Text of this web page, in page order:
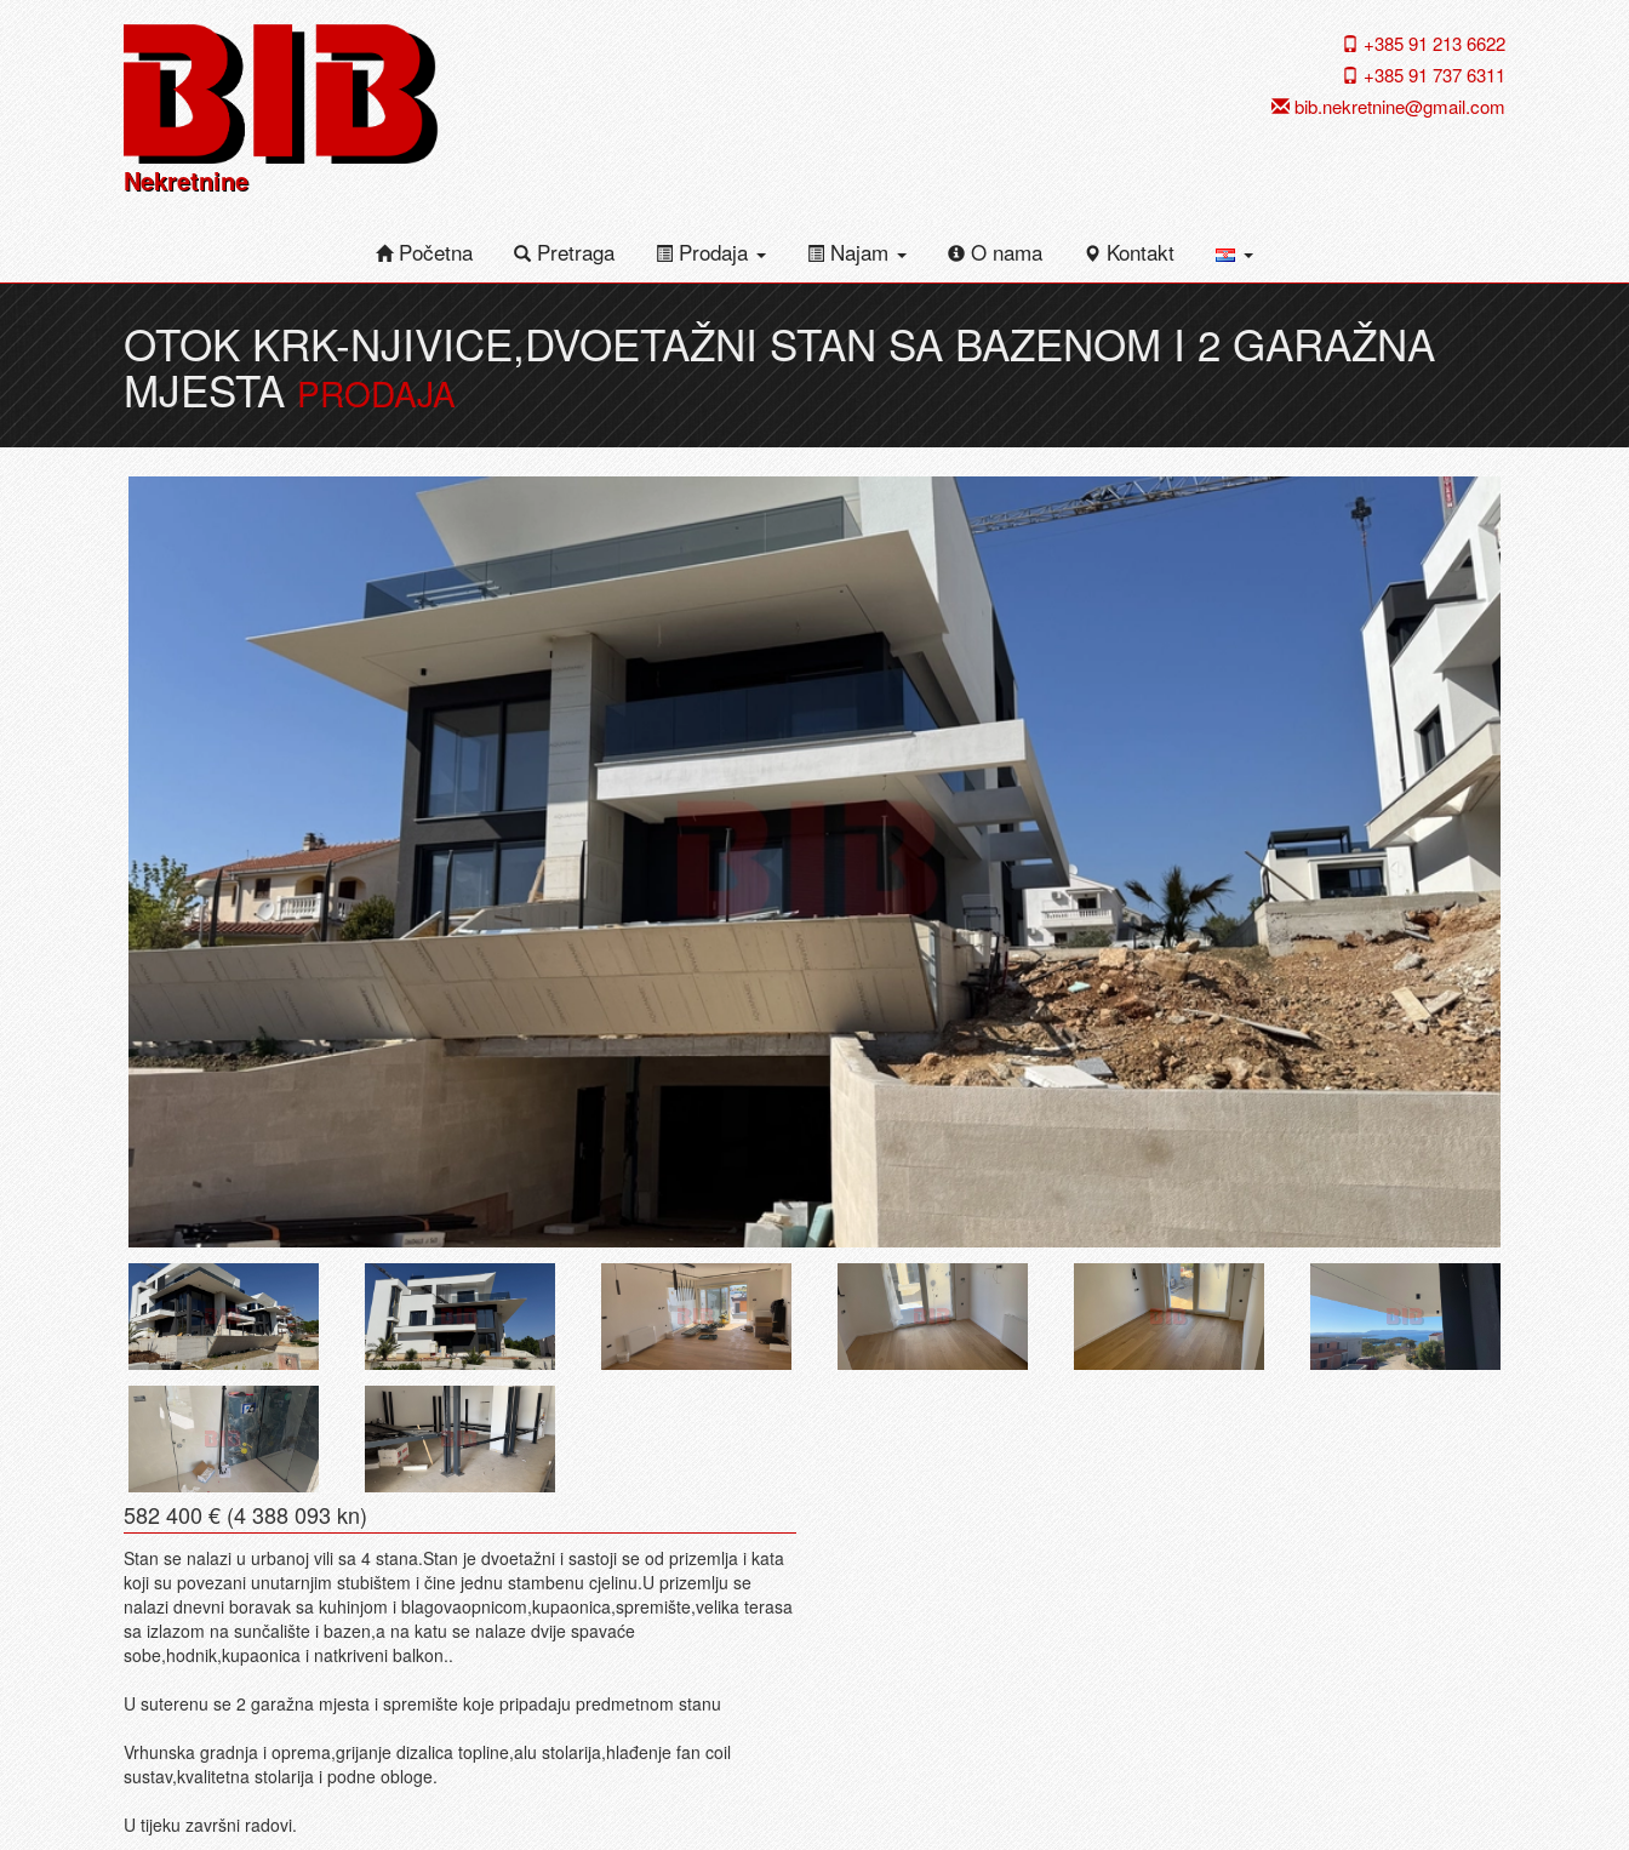
Nekretnine
+385 91 213 6622
+385 91 737 6311
bib.nekretnine@gmail.com
Početna Pretraga Prodaja Najam O nama Kontakt
OTOK KRK-NJIVICE,DVOETAŽNI STAN SA BAZENOM I 2 GARAŽNA
MJESTAPRODAJA
582 400 € (4 388 093 kn)
Stan se nalazi u urbanoj vili sa 4 stana.Stan je dvoetažni i sastoji se od prizemlja i kata
koji su povezani unutarnjim stubištem i čine jednu stambenu cjelinu.U prizemlju se
nalazi dnevni boravak sa kuhinjom i blagovaopnicom,kupaonica,spremište,velika terasa
sa izlazom na sunčalište i bazen,a na katu se nalaze dvije spavaće
sobe,hodnik,kupaonica i natkriveni balkon..
U suterenu se 2 garažna mjesta i spremište koje pripadaju predmetnom stanu
Vrhunska gradnja i oprema,grijanje dizalica topline,alu stolarija,hlađenje fan coil
sustav,kvalitetna stolarija i podne obloge.
U tijeku završni radovi.